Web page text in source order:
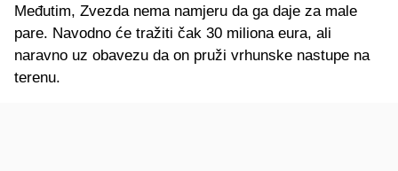
Međutim, Zvezda nema namjeru da ga daje za male
pare. Navodno će tražiti čak 30 miliona eura, ali
naravno uz obavezu da on pruži vrhunske nastupe na
terenu.